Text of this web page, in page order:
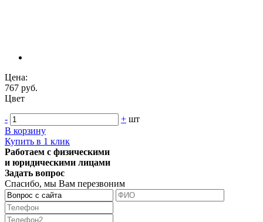
Цена:
767 руб.
Цвет
- + шт
В корзину
Купить в 1 клик
Работаем с физическими
и юридическими лицами
Задать вопрос
Спасибо, мы Вам перезвоним